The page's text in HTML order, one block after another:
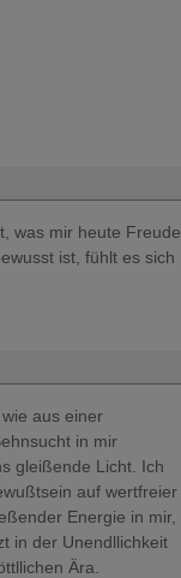
was mir heute Freude
ist, fühlt es sich
aus einer
in mir
gleißende Licht. Ich
auf wertfreier
Energie in mir,
in der Unendllichkeit
Ära.